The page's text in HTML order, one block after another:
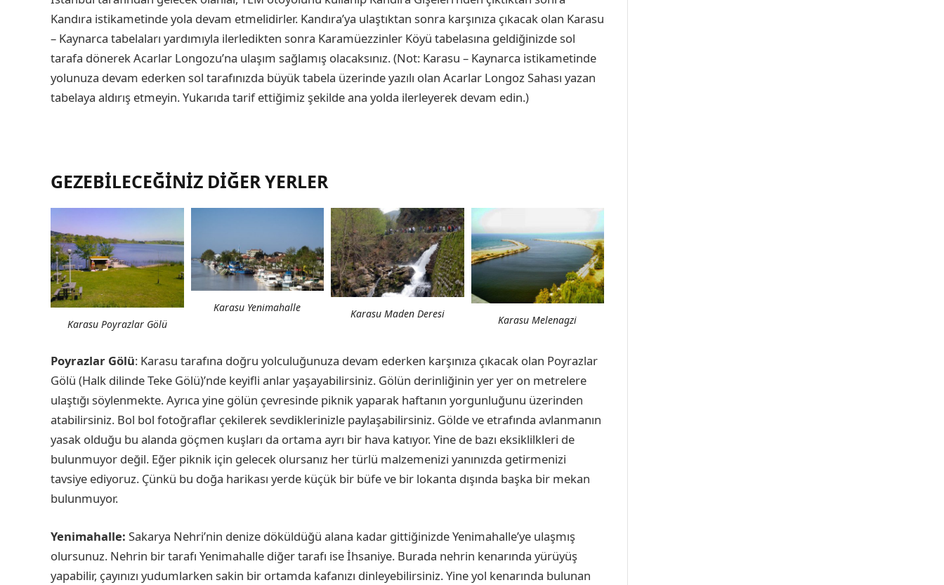
Kandıra istikametinde yola devam etmelidirler. Kandıra’ya ulaştıktan sonra karşınıza çıkacak olan Karasu
– Kaynarca tabelaları yardımıyla ilerledikten sonra Karamüezzinler Köyü tabelasına geldiğinizde sol
tarafa dönerek Acarlar Longozu’na ulaşım sağlamış olacaksınız. (Not: Karasu – Kaynarca istikametinde
yolunuza devam ederken sol tarafınızda büyük tabela üzerinde yazılı olan Acarlar Longoz Sahası yazan
tabelaya aldırış etmeyin. Yukarıda tarif ettiğimiz şekilde ana yolda ilerleyerek devam edin.)
GEZEBILECEĞINIZ DIĞER YERLER
Karasu Poyrazlar Gölü
Karasu Yenimahalle Karasu Maden Deresi Karasu Melenagzi
Poyrazlar Gölü: Karasu tarafına doğru yolculuğunuza devam ederken karşınıza çıkacak olan Poyrazlar
Gölü (Halk dilinde Teke Gölü)’nde keyifli anlar yaşayabilirsiniz. Gölün derinliğinin yer yer on metrelere
ulaştığı söylenmekte. Ayrıca yine gölün çevresinde piknik yaparak haftanın yorgunluğunu üzerinden
atabilirsiniz. Bol bol fotoğraflar çekilerek sevdiklerinizle paylaşabilirsiniz. Gölde ve etrafında avlanmanın
yasak olduğu bu alanda göçmen kuşları da ortama ayrı bir hava katıyor. Yine de bazı eksiklilkleri de
bulunmuyor değil. Eğer piknik için gelecek olursanız her türlü malzemenizi yanınızda getirmenizi
tavsiye ediyoruz. Çünkü bu doğa harikası yerde küçük bir büfe ve bir lokanta dışında başka bir mekan
bulunmuyor.
Yenimahalle: Sakarya Nehri’nin denize döküldüğü alana kadar gittiğinizde Yenimahalle’ye ulaşmış
olursunuz. Nehrin bir tarafı Yenimahalle diğer tarafı ise İhsaniye. Burada nehrin kenarında yürüyüş
yapabilir, çayınızı yudumlarken sakin bir ortamda kafanızı dinleyebilirsiniz. Yine yol kenarında bulunan